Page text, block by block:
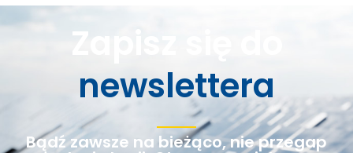
Zapisz się do
newslettera
Bądź zawsze na bieżąco, nie przegap